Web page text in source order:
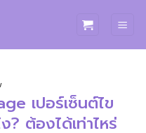
เปอร์เซ็นต์ไข
? ต้องได้เท่าไหร่